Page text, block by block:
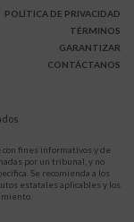
POLÍTICA DE PRIVACIDAD
TÉRMINOS
GARANTIZAR
CONTÁCTANOS
fines informativos y de
por un tribunal, y no
Se recomienda a los
estatales aplicables y los